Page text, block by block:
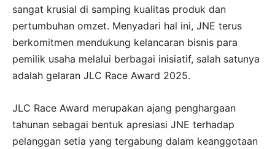
sangat krusial di samping kualitas produk dan
pertumbuhan omzet. Menyadari hal ini, JNE terus
berkomitmen mendukung kelancaran bisnis para
pemilik usaha melalui berbagai inisiatif, salah satunya
adalah gelaran JLC Race Award 2025.
JLC Race Award merupakan ajang penghargaan
tahunan sebagai bentuk apresiasi JNE terhadap
pelanggan setia yang tergabung dalam keanggotaan